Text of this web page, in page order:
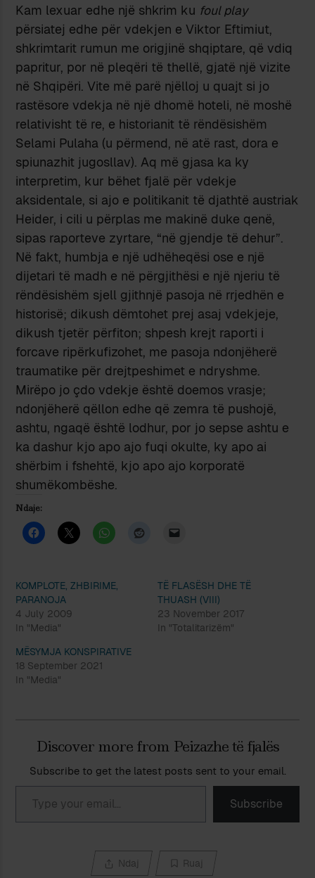
Kam lexuar edhe një shkrim ku foul play
përsiatej edhe për vdekjen e Viktor Eftimiut,
shkrimtarit rumun me origjinë shqiptare, që vdiq
papritur, por në pleqëri të thellë, gjatë një vizite
në Shqipëri. Vite më parë njëlloj u quajt si jo
rastësore vdekja në një dhomë hoteli, në moshë
relativisht të re, e historianit të rëndësishëm
Selami Pulaha (u përmend, në atë rast, dora e
spiunazhit jugosllav). Aq më gjasa ka ky
interpretim, kur bëhet fjalë për vdekje
aksidentale, si ajo e politikanit të djathtë austriak
Heider, i cili u përplas me makinë duke qenë,
sipas raporteve zyrtare, “në gjendje të dehur”.
Në fakt, humbja e një udhëheqësi ose e një
dijetari të madh e në përgjithësi e një njeriu të
rëndësishëm sjell gjithnjë pasoja në rrjedhën e
historisë; dikush dëmtohet prej asaj vdekjeje,
dikush tjetër përfiton; shpesh krejt raporti i
forcave ripërkufizohet, me pasoja ndonjëherë
traumatike për drejtpeshimet e ndryshme.
Mirëpo jo çdo vdekje është doemos vrasje;
ndonjëherë qëllon edhe që zemra të pushojë,
ashtu, ngaqë është lodhur, por jo sepse ashtu e
ka dashur kjo apo ajo fuqi okulte, ky apo ai
shërbim i fshehtë, kjo apo ajo korporatë
shumëkombëshe.
Ndaje:
KOMPLOTE, ZHBIRIME,
PARANOJA
4 July 2009
In "Media"
TË FLASËSH DHE TË
THUASH (VIII)
23 November 2017
In "Totalitarizëm"
MËSYMJA KONSPIRATIVE
18 September 2021
In "Media"
Discover more from Peizazhe të fjalës
Subscribe to get the latest posts sent to your email.
Type your email…
Subscribe
Ndaj Ruaj